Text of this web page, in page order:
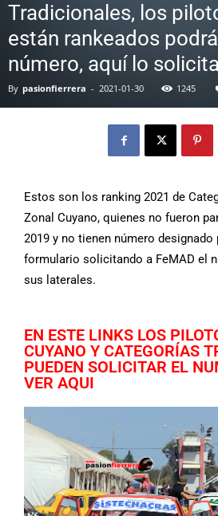
Tradicionales, los
están rankeados
número, aquí lo
By pasionfierrera - 2021-01-30 1245
Estos son los ranking 2021 de
Zonal Cuyano, quienes no fueron
2019 y no tienen número designado
formulario solicitando a FeMAD el
sus laterales.
EN ESTE LINKS LOS
CUYANO Y CATEGORÍAS
PUEDEN SOLICITAR EL
VER AQUI